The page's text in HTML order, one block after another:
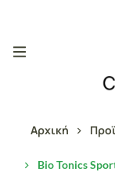
Αρχική
Bio Tonics